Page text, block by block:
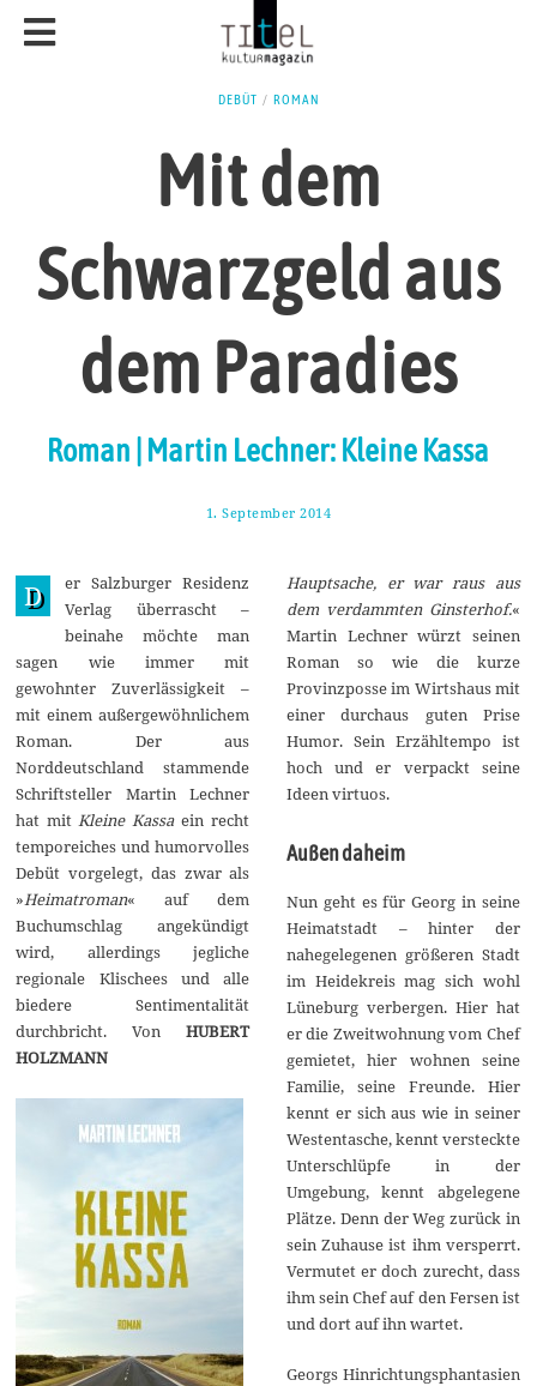
DEBÜT / ROMAN
Mit dem
Schwarzgeld aus
dem Paradies
Roman | Martin Lechner: Kleine Kassa
1. September 2014
i
0
2
1
D
er Salzburger Residenz
Verlag überrascht –
beinahe möchte man
sagen wie immer mit
gewohnter Zuverlässigkeit –
mit einem außergewöhnlichem
Roman. Der aus
Norddeutschland stammende
Schriftsteller Martin Lechner
hat mit Kleine Kassaein recht
temporeiches und humorvolles
Debüt vorgelegt, das zwar als
»Heimatroman« auf dem
Buchumschlag angekündigt
wird, allerdings jegliche
regionale Klischees und alle
biedere Sentimentalität
durchbricht. VonHUBERT
HOLZMANN
Hauptsache, er war raus aus
dem verdammten Ginsterhof.«
Martin Lechner würzt seinen
Roman so wie die kurze
Provinzposse im Wirtshaus mit
einer durchaus guten Prise
Humor. Sein Erzähltempo ist
hoch und er verpackt seine
Ideen virtuos.
Außen daheim
Nun geht es für Georg in seine
Heimatstadt – hinter der
nahegelegenen größeren Stadt
im Heidekreis mag sich wohl
Lüneburg verbergen. Hier hat
er die Zweitwohnung vom Chef
gemietet, hier wohnen seine
Familie, seine Freunde. Hier
kennt er sich aus wie in seiner
Westentasche, kennt versteckte
Unterschlüpfe in der
Umgebung, kennt abgelegene
Plätze. Denn der Weg zurück in
sein Zuhause ist ihm versperrt.
Vermutet er doch zurecht, dass
ihm sein Chef auf den Fersen ist
und dort auf ihn wartet.
Georgs Hinrichtungsphantasien